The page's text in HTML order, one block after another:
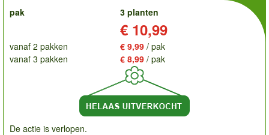
order
pak
3 planten
€ 10,99
vanaf 2 pakken € 9,99 / pak
vanaf 3 pakken
€ 8,99 / pak
De actie is verlopen.